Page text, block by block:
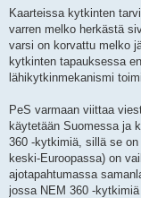
Kaarteissa kytkinten
varren melko herkästä
varsi on korvattu melko
kytkinten tapauksessa
lähikytkinmekanismi
PeS varmaan viittaa
käytetään Suomessa ja
360 -kytkimiä, sillä se
keski-Euroopassa) on
ajotapahtumassa
jossa NEM 360 -